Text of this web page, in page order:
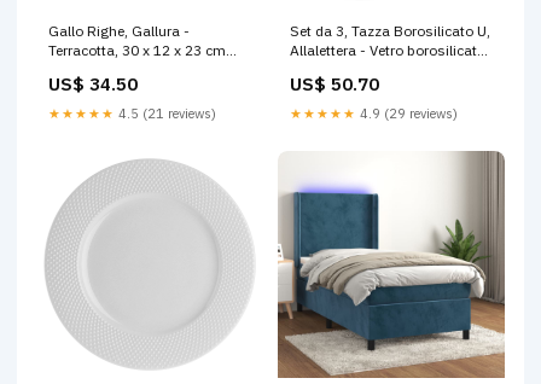
Gallo Righe, Gallura -
Terracotta, 30 x 12 x 23 cm
US$ 34.50
★★★★★ 4.5 (21 reviews)
Set da 3, Tazza Borosilicato U,
Allalettera - Vetro borosilicato,
US$ 50.70
★★★★★ 4.9 (29 reviews)